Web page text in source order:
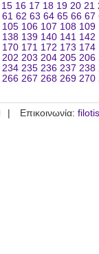
15 16 17 18 19 20 21
61 62 63 64 65 66 67
105 106 107 108 109
138 139 140 141 142
170 171 172 173 174
202 203 204 205 206
234 235 236 237 238
266 267 268 269 270
Επικοινωνία: